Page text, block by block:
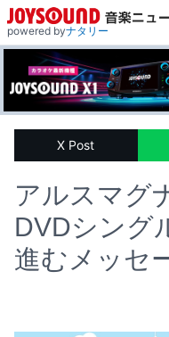
powered byナタリー
X Post
アルスマグ
DVDシング
進むメッセ